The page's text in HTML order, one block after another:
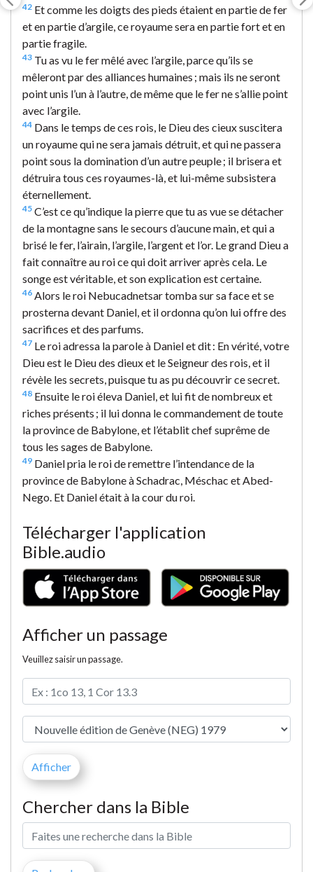
42 Et comme les doigts des pieds étaient en partie de fer
et en partie d’argile, ce royaume sera en partie fort et en
partie fragile.
43 Tu as vu le fer mêlé avec l’argile, parce qu’ils se
mêleront par des alliances humaines ; mais ils ne seront
point unis l’un à l’autre, de même que le fer ne s’allie point
avec l’argile.
44 Dans le temps de ces rois, le Dieu des cieux suscitera
un royaume qui ne sera jamais détruit, et qui ne passera
point sous la domination d’un autre peuple ; il brisera et
détruira tous ces royaumes-là, et lui-même subsistera
éternellement.
45 C’est ce qu’indique la pierre que tu as vue se détacher
de la montagne sans le secours d’aucune main, et qui a
brisé le fer, l’airain, l’argile, l’argent et l’or. Le grand Dieu a
fait connaître au roi ce qui doit arriver après cela. Le
songe est véritable, et son explication est certaine.
46 Alors le roi Nebucadnetsar tomba sur sa face et se
prosterna devant Daniel, et il ordonna qu’on lui offre des
sacrifices et des parfums.
47 Le roi adressa la parole à Daniel et dit : En vérité, votre
Dieu est le Dieu des dieux et le Seigneur des rois, et il
révèle les secrets, puisque tu as pu découvrir ce secret.
48 Ensuite le roi éleva Daniel, et lui fit de nombreux et
riches présents ; il lui donna le commandement de toute
la province de Babylone, et l’établit chef suprême de
tous les sages de Babylone.
49 Daniel pria le roi de remettre l’intendance de la
province de Babylone à Schadrac, Méschac et Abed-
Nego. Et Daniel était à la cour du roi.
Télécharger l'application
Bible.audio
Afficher un passage
Veuillez saisir un passage.
Chercher dans la Bible